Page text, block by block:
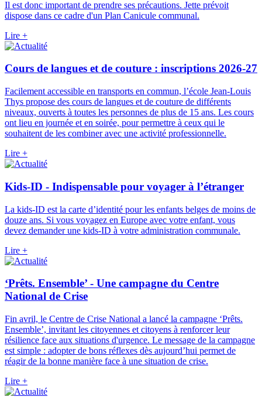
Il est donc important de prendre ses précautions. Jette prévoit
dispose dans ce cadre d'un Plan Canicule communal.
Lire +
Cours de langues et de couture : inscriptions 2026-27
Facilement accessible en transports en commun, l’école Jean-Louis
Thys propose des cours de langues et de couture de différents
niveaux, ouverts à toutes les personnes de plus de 15 ans. Les cours
ont lieu en journée et en soirée, pour permettre à ceux qui le
souhaitent de les combiner avec une activité professionnelle.
Lire +
Kids-ID - Indispensable pour voyager à l’étranger
La kids-ID est la carte d’identité pour les enfants belges de moins de
douze ans. Si vous voyagez en Europe avec votre enfant, vous
devez demander une kids-ID à votre administration communale.
Lire +
‘Prêts. Ensemble’ - Une campagne du Centre
National de Crise
Fin avril, le Centre de Crise National a lancé la campagne ‘Prêts.
Ensemble’, invitant les citoyennes et citoyens à renforcer leur
résilience face aux situations d'urgence. Le message de la campagne
est simple : adopter de bons réflexes dès aujourd’hui permet de
réagir de la bonne manière face à une situation de crise.
Lire +